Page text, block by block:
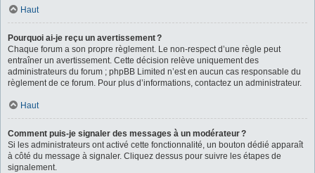
Haut
Pourquoi ai-je reçu un avertissement ?
Chaque forum a son propre règlement. Le non-respect d’une règle peut
entraîner un avertissement. Cette décision relève uniquement des
administrateurs du forum ; phpBB Limited n’est en aucun cas responsable du
règlement de ce forum. Pour plus d’informations, contactez un administrateur.
Haut
Comment puis-je signaler des messages à un modérateur ?
Si les administrateurs ont activé cette fonctionnalité, un bouton dédié apparaît
à côté du message à signaler. Cliquez dessus pour suivre les étapes de
signalement.